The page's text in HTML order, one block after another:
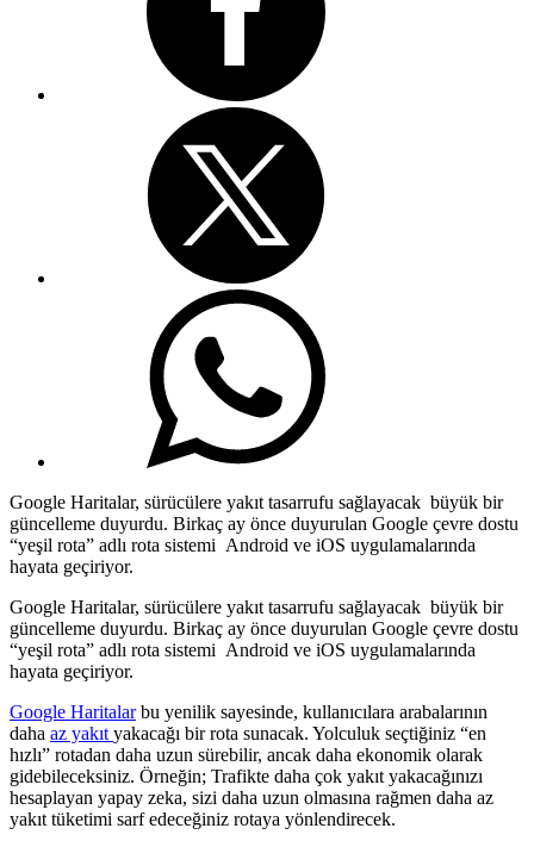
Google Haritalar, sürücülere yakıt tasarrufu sağlayacak büyük bir
güncelleme duyurdu. Birkaç ay önce duyurulan Google çevre dostu
“yeşil rota” adlı rota sistemi Android ve iOS uygulamalarında
hayata geçiriyor.
Google Haritalar, sürücülere yakıt tasarrufu sağlayacak büyük bir
güncelleme duyurdu. Birkaç ay önce duyurulan Google çevre dostu
“yeşil rota” adlı rota sistemi Android ve iOS uygulamalarında
hayata geçiriyor.
Google Haritalarbu yenilik sayesinde, kullanıcılara arabalarının
daha az yakıt yakacağı bir rota sunacak. Yolculuk seçtiğiniz “en
hızlı” rotadan daha uzun sürebilir, ancak daha ekonomik olarak
gidebileceksiniz. Örneğin; Trafikte daha çok yakıt yakacağınızı
hesaplayan yapay zeka, sizi daha uzun olmasına rağmen daha az
yakıt tüketimi sarf edeceğiniz rotaya yönlendirecek.